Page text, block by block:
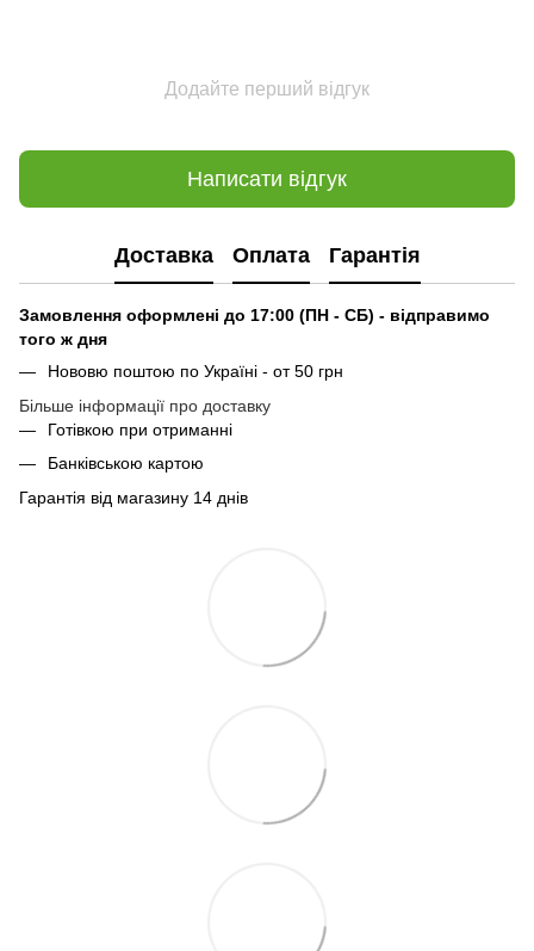
Додайте перший відгук
Написати відгук
Доставка Оплата Гарантія
Замовлення оформлені до 17:00 (ПН - СБ) - відправимо
того ж дня
Нововю поштою по Україні - от 50 грн
Більше інформації про доставку
Готівкою при отриманні
Банківською картою
Гарантія від магазину 14 днів